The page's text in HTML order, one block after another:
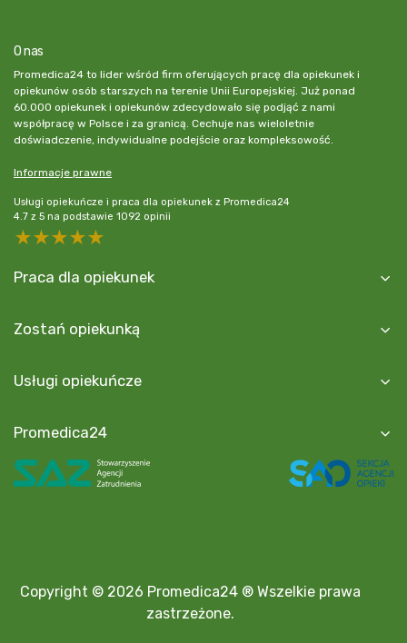
O nas
Promedica24 to lider wśród firm oferujących pracę dla opiekunek i
opiekunów osób starszych na terenie Unii Europejskiej. Już ponad
60.000 opiekunek i opiekunów zdecydowało się podjąć z nami
współpracę w Polsce i za granicą. Cechuje nas wieloletnie
doświadczenie, indywidualne podejście oraz kompleksowość.
Informacje prawne
Usługi opiekuńcze i praca dla opiekunek z Promedica24
4.7 z 5 na podstawie 1092 opinii
5 stars
4 stars
3 stars
2 stars
Praca dla opiekunek
Zostań opiekunką
Usługi opiekuńcze
Promedica24
Copyright © 2026 Promedica24 ® Wszelkie prawa
zastrzeżone.